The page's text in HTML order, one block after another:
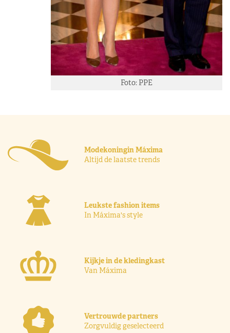
Foto: PPE
Modekoningin Máxima
Altijd de laatste trends
Leukste fashion items
In Máxima's style
Kijkje in de kledingkast
Van Máxima
Vertrouwde partners
Zorgvuldig geselecteerd